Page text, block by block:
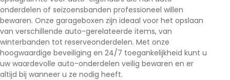
onderdelen of seizoensbanden professioneel willen
bewaren. Onze garageboxen zijn ideaal voor het opslaan
van verschillende auto-gerelateerde items, van
winterbanden tot reserveonderdelen. Met onze
hoogwaardige beveiliging en 24/7 toegankelijkheid kunt u
uw waardevolle auto-onderdelen veilig bewaren en er
altijd bij wanneer u ze nodig heeft.